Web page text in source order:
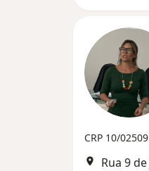
CRP 10/02509